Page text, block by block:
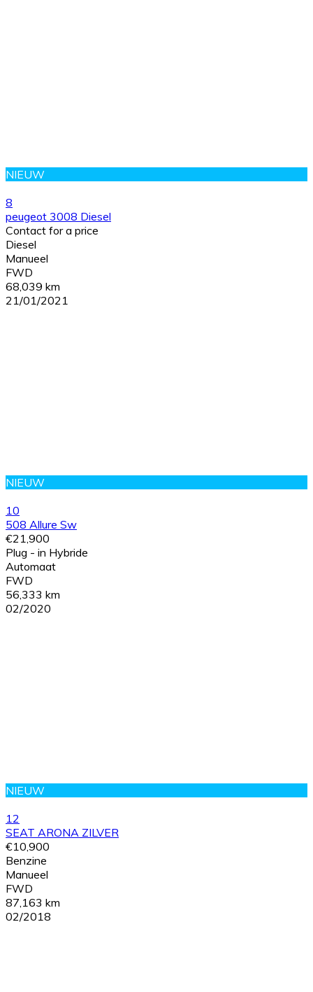
NIEUW
8
peugeot 3008 Diesel
Contact for a price
Diesel
Manueel
FWD
68,039 km
21/01/2021
NIEUW
10
508 Allure Sw
€21,900
Plug - in Hybride
Automaat
FWD
56,333 km
02/2020
NIEUW
12
SEAT ARONA ZILVER
€10,900
Benzine
Manueel
FWD
87,163 km
02/2018